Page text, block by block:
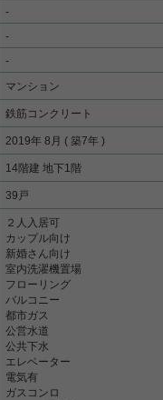
-
-
-
マンション
鉄筋コンクリート
2019年 8月 ( 築7年 )
14階建 地下1階
39戸
２人入居可
カップル向け
新婚さん向け
室内洗濯機置場
フローリング
バルコニー
都市ガス
公営水道
公共下水
エレベーター
電気有
ガスコンロ